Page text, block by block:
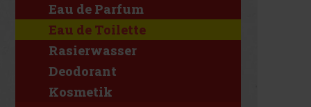
Eau de Parfum
Eau de Toilette
Rasierwasser
Deodorant
Kosmetik